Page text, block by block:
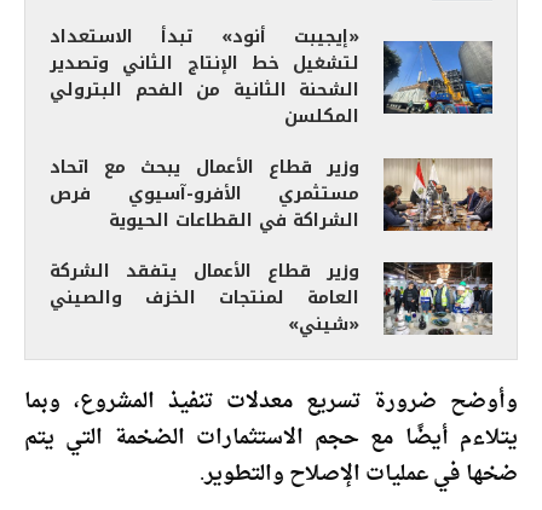
«إيجيبت أنود» تبدأ الاستعداد
لتشغيل خط الإنتاج الثاني وتصدير
الشحنة الثانية من الفحم البترولي
المكلسن
وزير قطاع الأعمال يبحث مع اتحاد
مستثمري الأفرو-آسيوي فرص
الشراكة في القطاعات الحيوية
وزير قطاع الأعمال يتفقد الشركة
العامة لمنتجات الخزف والصيني
«شيني»
وأوضح ضرورة تسريع معدلات تنفيذ المشروع، وبما
يتلاءم أيضًا مع حجم الاستثمارات الضخمة التي يتم
ضخها في عمليات الإصلاح والتطوير.